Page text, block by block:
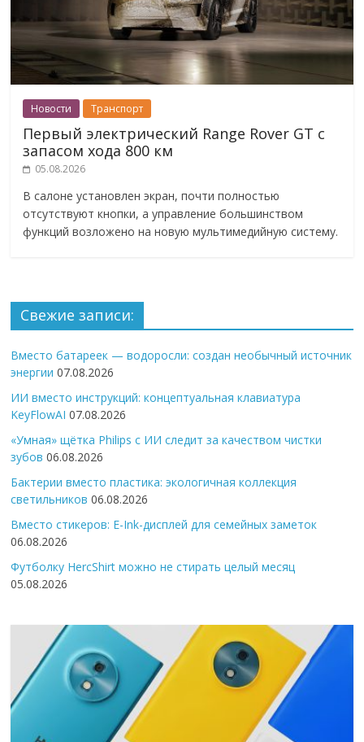
Новости Транспорт
Первый электрический Range Rover GT с
запасом хода 800 км
05.08.2026
В салоне установлен экран, почти полностью
отсутствуют кнопки, а управление большинством
функций возложено на новую мультимедийную систему.
Свежие записи:
Вместо батареек — водоросли: создан необычный источник
энергии 07.08.2026
ИИ вместо инструкций: концептуальная клавиатура
KeyFlowAI 07.08.2026
«Умная» щётка Philips с ИИ следит за качеством чистки
зубов 06.08.2026
Бактерии вместо пластика: экологичная коллекция
светильников 06.08.2026
Вместо стикеров: E-Ink-дисплей для семейных заметок
06.08.2026
Футболку HercShirt можно не стирать целый месяц
05.08.2026